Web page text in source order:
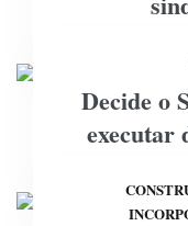
Decide o
executar